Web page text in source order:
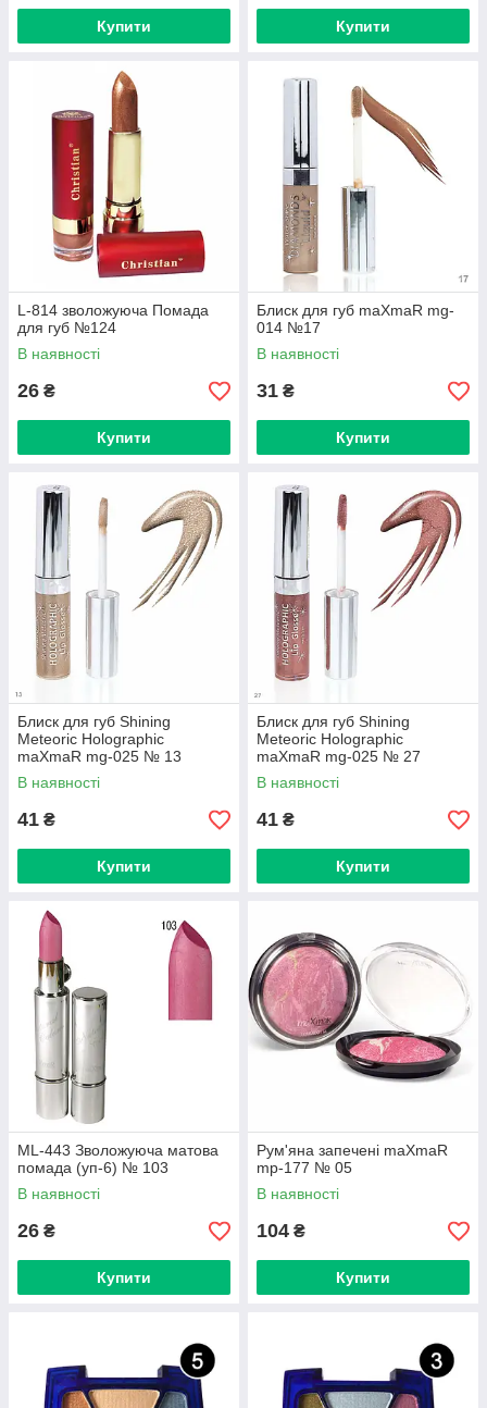
Купити Купити
L-814 зволожуюча Помада
для губ №124
В наявності
26 ₴
Купити
Блиск для губ maXmaR mg-
014 №17
В наявності
31 ₴
Купити
Блиск для губ Shining
Meteoric Holographic
maXmaR mg-025 № 13
В наявності
41 ₴
Купити
Блиск для губ Shining
Meteoric Holographic
maXmaR mg-025 № 27
В наявності
41 ₴
Купити
ML-443 Зволожуюча матова
помада (уп-6) № 103
В наявності
26 ₴
Купити
Рум'яна запечені maXmaR
mp-177 № 05
В наявності
104 ₴
Купити